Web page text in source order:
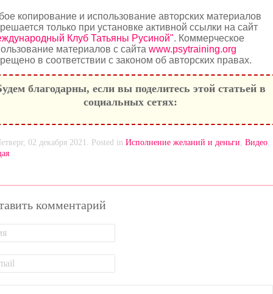
копирование и использование авторских материалов
только при установке активной ссылки на сайт
Клуб Татьяны Русиной". Коммерческое
материалов с сайта www.psytraining.org
в соответствии с законом об авторских правах.
благодарны, если вы поделитесь этой статьей в
социальных сетях:
02 декабря 2021. Posted in Исполнение желаний и деньги Видео
комментарий